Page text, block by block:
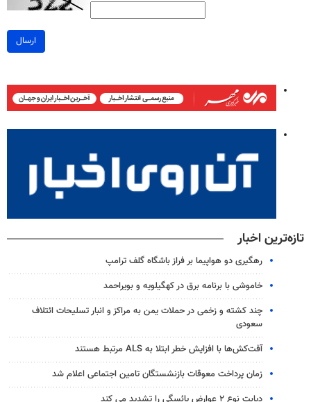
ارسال
تازه‌ترین اخبار
رهگیری دو هواپیما بر فراز باشگاه گلف ترامپ
خاموشی با برنامه برق در کهگیلویه و بویراحمد
چند کشته و زخمی در حملات یمن به مراکز و انبار تسلیحات ائتلاف
سعودی
آفت‌کش‌ها با افزایش خطر ابتلا به ALS مرتبط هستند
زمان پرداخت معوقات بازنشستگان تامین اجتماعی اعلام شد
دیابت نوع ۲ عوارض یائسگی را تشدید می کند